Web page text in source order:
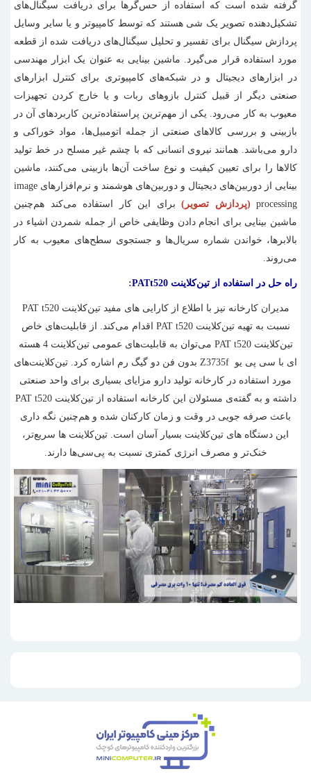
گرفته شده است که استفاده از حس‌گرها برای دریافت سیگنال‌های
تشکیل‌دهنده تصویر یک شی هستند که توسط کامپیوتر و یا سایر وسایل
پردازش سیگنال برای تفسیر و تحلیل سیگنال‌های دریافت شده از قطعه
مورد استفاده قرار می‌گیرد. ماشین بینایی به عنوان یک ابزار مهندسی
در ابزارهای دیجیتال و در شبکه‌های کامپیوتری برای کنترل ابزارهای
صنعتی دیگر از قبیل کنترل بازوهای ربات و یا خارج کردن تجهیزات
معیوب به کار می‌رود. یکی از مهم‌ترین پراستفاده‌ترین کاربردهای آن در
بازبینی و بررسی کالاهای صنعتی از جمله اتومبیل‌ها، مواد خوراکی و
دارو می‌باشد. همانند نیروی انسانی که با چشم غیر مسلح در خط تولید
کالاها را برای تعیین کیفیت و نوع ساخت آن‌ها بازبینی می‌کنند، ماشین
بینایی از دوربین‌های دیجیتال و دوربین‌های هوشمند و نرم‌افزارهای image
processing (پردازش تصویر) برای این کار استفاده می‌کند هم‌چنین
ماشین بینایی برای انجام دادن وظایفی خاص از جمله شمردن اشیاء در
بالابرها، خواندن شماره سریال‌ها و جستجوی سطح‌های معیوب به کار
می‌روند.
راه حل در استفاده از تین‌کلاینت PAT‌t520 :
مدیران کارخانه نیز با اطلاع از کارایی های مفید تین‌کلاینت PAT t520
نسبت به تهیه تین‌کلاینت PAT t520 اقدام می‌کند. از قابلیت‌های خاص
تین‌کلاینت PAT t520 می‌توان به قابلیت‌های عمومی
تین‌کلاینت
4 هسته
ای با سی پی یو Z3735f بدون فن دو گیگ رم اشاره کرد. تین‌کلاینت‌های
مورد استفاده در کارخانه تولید دارو مزایای بسیاری برای واحد صنعتی
داشته و به گفته‌ی مسئولان این کارخانه استفاده از تین‌کلاینت PAT t520
باعث صرفه جویی در وقت و زمان کارکنان شده و هم‌چنین نگه داری
این دستگاه های تین‌کلاینت بسیار آسان است. تین‌کلاینت ها سریع‌تر،
خنک‌تر و مصرف انرژی کمتری نسبت به پی‌سی‌ها دارند.